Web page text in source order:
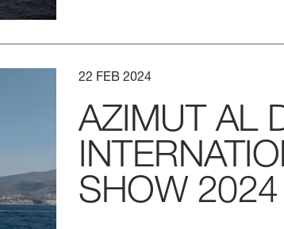
22 FEB 2024
AZIMUT AL
SHOW 2024